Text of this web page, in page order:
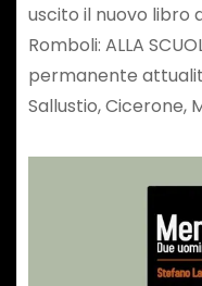
uscito il nuovo libro
Romboli: ALLA
permanente
Sallustio, Cicerone,